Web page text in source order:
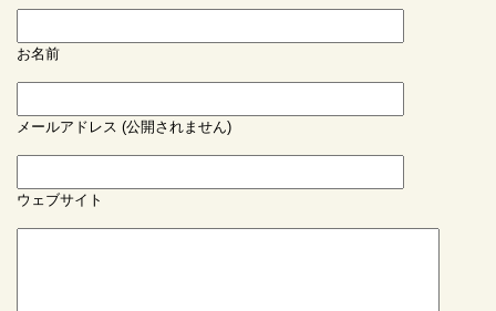
お名前
メールアドレス (公開されません)
ウェブサイト